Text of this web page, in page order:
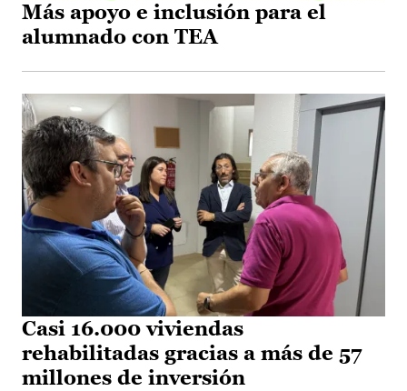
Más apoyo e inclusión para el
alumnado con TEA
Casi 16.000 viviendas
rehabilitadas gracias a más de 57
millones de inversión